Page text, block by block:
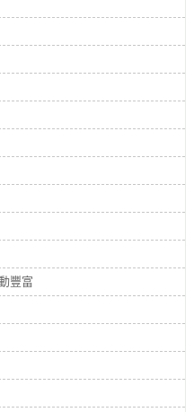
豐富